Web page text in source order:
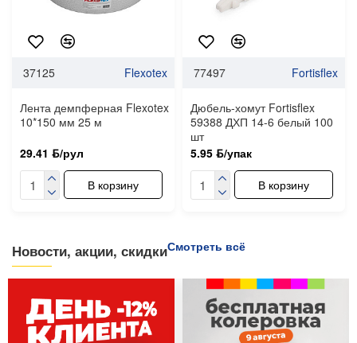
37125 Flexotex
Лента демпферная Flexotex
10*150 мм 25 м
29.41 ƃ/рул
В корзину
77497 Fortisflex
Дюбель-хомут Fortisflex
59388 ДХП 14-6 белый 100
шт
5.95 ƃ/упак
В корзину
Новости, акции, скидкиСмотреть всё